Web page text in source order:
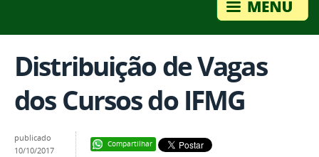
Distribuição de Vagas
dos Cursos do IFMG
Compartilhar
publicado
10/10/2017